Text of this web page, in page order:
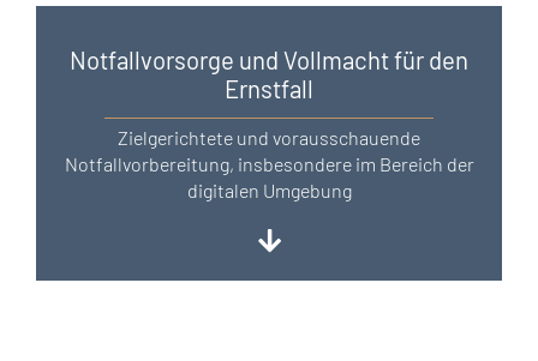
Notfallvorsorge und Vollmacht für den
Ernstfall
Zielgerichtete und vorausschauende
Notfallvorbereitung, insbesondere im Bereich der
digitalen Umgebung